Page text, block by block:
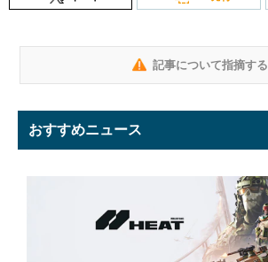
記事について指摘する
おすすめニュース